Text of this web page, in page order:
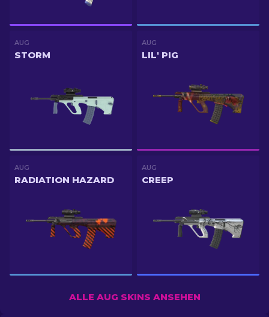
AUG
STORM
AUG
LIL' PIG
AUG
RADIATION HAZARD
AUG
CREEP
ALLE AUG SKINS ANSEHEN